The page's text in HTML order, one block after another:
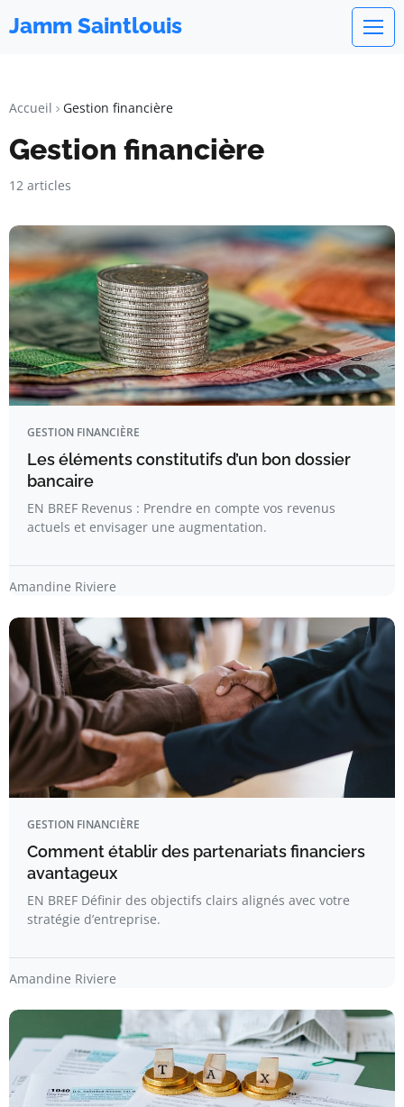
Jamm Saintlouis
Accueil Gestion financière
Gestion financière
12 articles
GESTION FINANCIÈRE
Les éléments constitutifs d’un bon dossier
bancaire
EN BREF Revenus : Prendre en compte vos revenus
actuels et envisager une augmentation.
Amandine Riviere
GESTION FINANCIÈRE
Comment établir des partenariats financiers
avantageux
EN BREF Définir des objectifs clairs alignés avec votre
stratégie d’entreprise.
Amandine Riviere